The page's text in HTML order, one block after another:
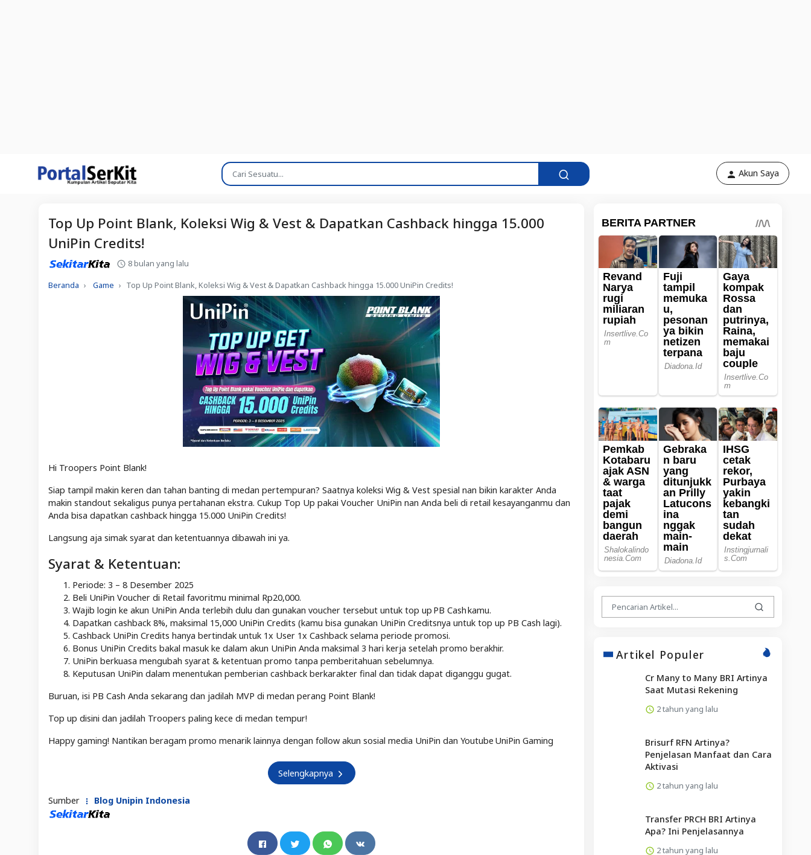
Akun Saya
Top Up Point Blank, Koleksi Wig & Vest & Dapatkan Cashback hingga 15.000
UniPin Credits!
8 bulan yang lalu
Beranda Game Top Up Point Blank, Koleksi Wig & Vest & Dapatkan Cashback hingga 15.000 UniPin Credits!
Hi Troopers Point Blank!
Siap tampil makin keren dan tahan banting di medan pertempuran? Saatnya koleksi Wig & Vest spesial nan bikin karakter Anda
makin standout sekaligus punya pertahanan ekstra. Cukup Top Up pakai Voucher UniPin nan Anda beli di retail kesayanganmu dan
Anda bisa dapatkan cashback hingga 15.000 UniPin Credits!
Langsung aja simak syarat dan ketentuannya dibawah ini ya.
Syarat & Ketentuan:
Periode: 3 – 8 Desember 2025
Beli UniPin Voucher di Retail favoritmu minimal Rp20,000.
Wajib login ke akun UniPin Anda terlebih dulu dan gunakan voucher tersebut untuk top up PB Cash kamu.
Dapatkan cashback 8%, maksimal 15,000 UniPin Credits (kamu bisa gunakan UniPin Creditsnya untuk top up PB Cash lagi).
Cashback UniPin Credits hanya bertindak untuk 1x User 1x Cashback selama periode promosi.
Bonus UniPin Credits bakal masuk ke dalam akun UniPin Anda maksimal 3 hari kerja setelah promo berakhir.
UniPin berkuasa mengubah syarat & ketentuan promo tanpa pemberitahuan sebelumnya.
Keputusan UniPin dalam menentukan pemberian cashback berkarakter final dan tidak dapat diganggu gugat.
Buruan, isi PB Cash Anda sekarang dan jadilah MVP di medan perang Point Blank!
Top up disini dan jadilah Troopers paling kece di medan tempur!
Happy gaming! Nantikan beragam promo menarik lainnya dengan follow akun sosial media UniPin dan Youtube UniPin Gaming
Selengkapnya
Sumber Blog Unipin Indonesia
Artikel Populer
Cr Many to Many BRI Artinya
Saat Mutasi Rekening
2 tahun yang lalu
Brisurf RFN Artinya?
Penjelasan Manfaat dan Cara
Aktivasi
2 tahun yang lalu
Transfer PRCH BRI Artinya
Apa? Ini Penjelasannya
2 tahun yang lalu